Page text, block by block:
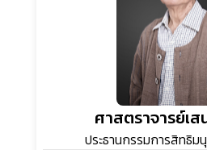
ศาสตราจารย์เส
ประธานกรรมการสิทธิม